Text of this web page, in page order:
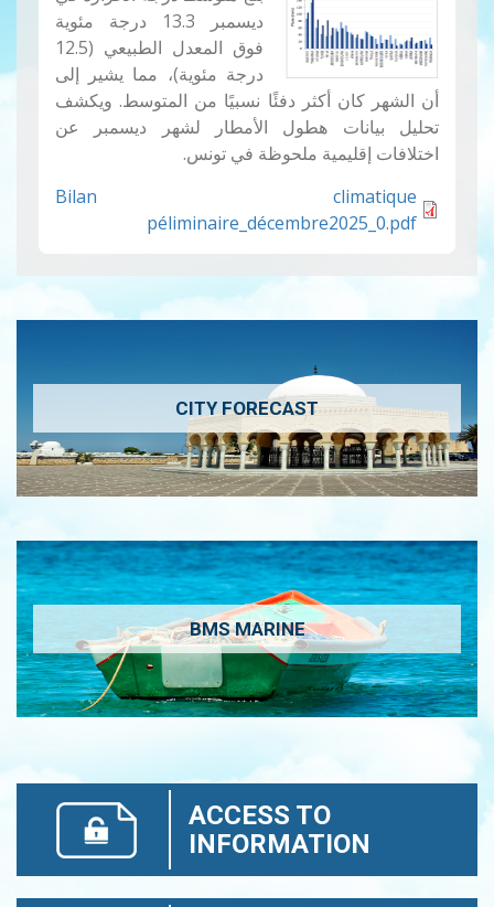
ديسمبر 13.3 درجة مئوية
فوق المعدل الطبيعي (12.5
درجة مئوية)، مما يشير إلى
أن الشهر كان أكثر دفئًا نسبيًا من المتوسط. ويكشف
تحليل بيانات هطول الأمطار لشهر ديسمبر عن
اختلافات إقليمية ملحوظة في تونس.
Bilan climatique
péliminaire_décembre2025_0.pdf
CITY FORECAST
BMS MARINE
ACCESS TO
INFORMATION